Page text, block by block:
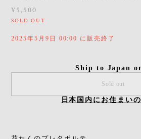
¥5,500
SOLD OUT
2025年5月9日 00:00 に販売終了
Ship to Japan
Sold out
日本国内にお住まい